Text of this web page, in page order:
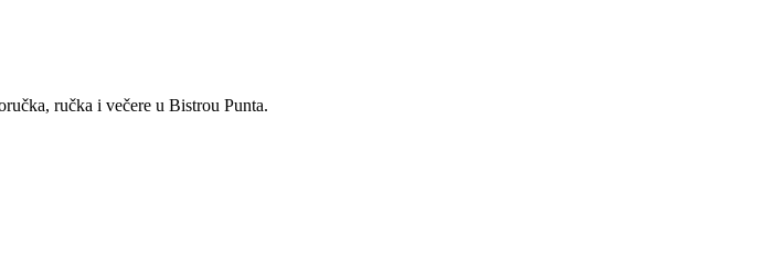
ručka i večere u Bistrou Punta.